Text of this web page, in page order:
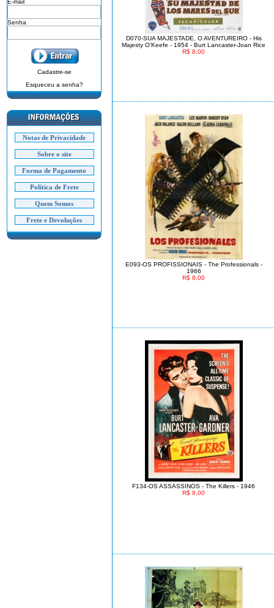
E-mail
Senha
Cadastre-se
Esqueceu a senha?
Notas de Privacidade
Sobre o site
Forma de Pagamento
Política de Frete
Quem Somos
Frete e Devoluções
D070-SUA MAJESTADE, O AVENTUREIRO - His
Majesty O’Keefe - 1954 - Burt Lancaster-Joan Rice
R$ 8,00
E093-OS PROFISSIONAIS - The Professionals -
1966
R$ 8,00
F134-OS ASSASSINOS - The Killers - 1946
R$ 8,00